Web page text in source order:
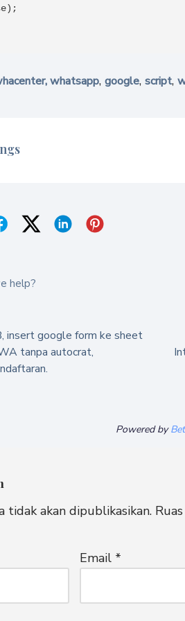
whatsapp,google,script,
help?
insert google form ke sheet
tanpa autocrat,
Powered by
tidak akan dipublikasikan.
Email *